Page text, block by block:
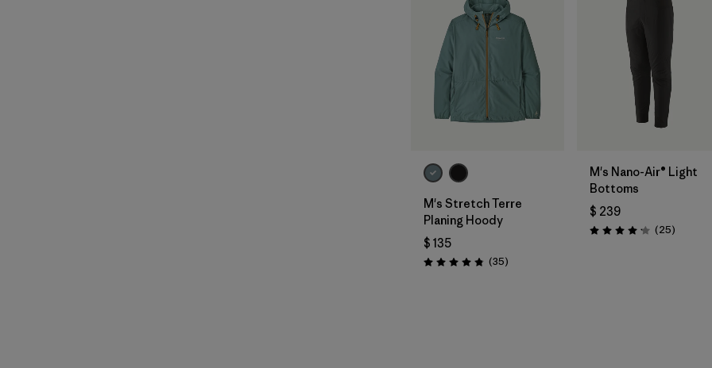
M's Stretch Terre
Planing Hoody
$ 135
Valoración: 4.8 / 5
(35Comentarios
)
M's Nano-Air® Light
Bottoms
$ 239
Valoración: 4.2 / 5
(25)